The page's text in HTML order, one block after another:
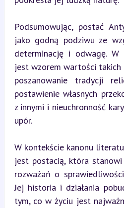
Podsumowując, postać
jako godną podziwu ze
determinację i odwagę. W
jest wzorem wartości
poszanowanie tradycji
postawienie własnych
z innymi i nieuchronność
upór.
W kontekście kanonu
jest postacią, która
rozważań o
Jej historia i działania
tym, co w życiu jest